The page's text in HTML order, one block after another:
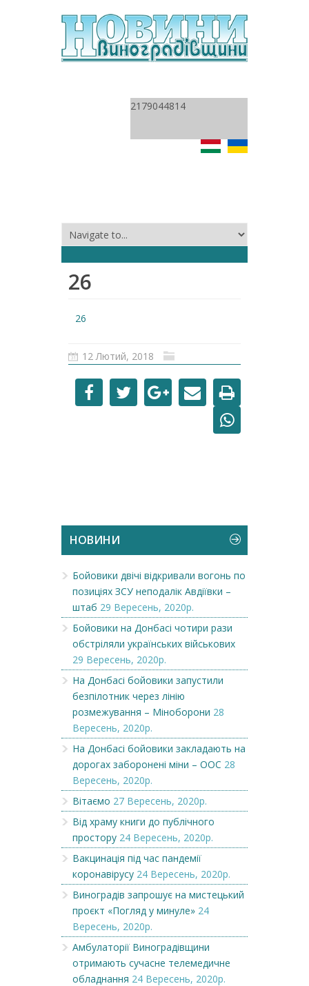
2179044814
26
26
12 Лютий, 2018
НОВИНИ
Бойовики двічі відкривали вогонь по
позиціях ЗСУ неподалік Авдіївки –
штаб 29 Вересень, 2020р.
Бойовики на Донбасі чотири рази
обстріляли українських військових
29 Вересень, 2020р.
На Донбасі бойовики запустили
безпілотник через лінію
розмежування – Міноборони 28
Вересень, 2020р.
На Донбасі бойовики закладають на
дорогах заборонені міни – ООС 28
Вересень, 2020р.
Вітаємо 27 Вересень, 2020р.
Від храму книги до публічного
простору 24 Вересень, 2020р.
Вакцинація під час пандемії
коронавірусу 24 Вересень, 2020р.
Виноградів запрошує на мистецький
проєкт «Погляд у минуле» 24
Вересень, 2020р.
Амбулаторії Виноградівщини
отримають сучасне телемедичне
обладнання 24 Вересень, 2020р.